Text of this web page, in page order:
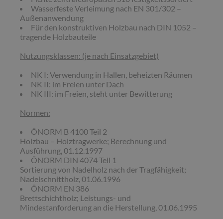
Wasserfeste Verleimung nach EN 301/302 –
Außenanwendung
Für den konstruktiven Holzbau nach DIN 1052 –
tragende Holzbauteile
Nutzungsklassen: (je nach Einsatzgebiet)
NK I: Verwendung in Hallen, beheizten Räumen
NK II: im Freien unter Dach
NK III: im Freien, steht unter Bewitterung
Normen:
ÖNORM B 4100 Teil 2
Holzbau – Holztragwerke; Berechnung und
Ausführung, 01.12.1997
ÖNORM DIN 4074 Teil 1
Sortierung von Nadelholz nach der Tragfähigkeit;
Nadelschnittholz, 01.06.1996
ÖNORM EN 386
Brettschichtholz; Leistungs- und
Mindestanforderung an die Herstellung, 01.06.1995